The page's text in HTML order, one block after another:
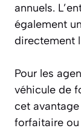
annuels.
également
directement
Pour les
véhicule de
cet
forfaitaire ou